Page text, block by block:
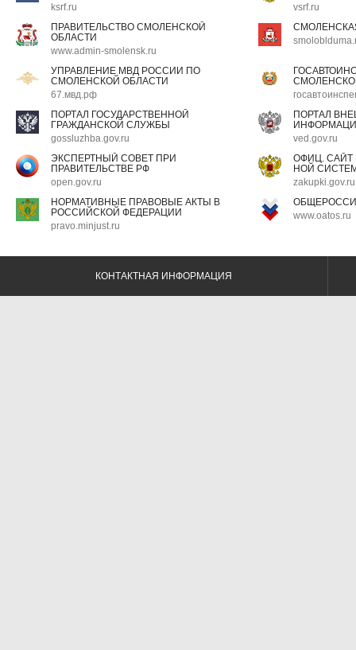
ksrf.ru
vsrf.ru
ПРАВИТЕЛЬСТВО СМОЛЕНСКОЙ
ОБЛАСТИ
www.admin-smolensk.ru
УПРАВЛЕНИЕ МВД РОССИИ ПО
СМОЛЕНСКОЙ ОБЛАСТИ
67.мвд.рф
ПОРТАЛ ГОСУДАРСТВЕННОЙ
ГРАЖДАНСКОЙ СЛУЖБЫ
gossluzhba.gov.ru
ПОРТАЛ
ved.gov.ru
ЭКСПЕРТНЫЙ СОВЕТ ПРИ
ПРАВИТЕЛЬСТВЕ РФ
open.gov.ru
ОФИЦ.
НОЙ
zakupki.gov.ru
НОРМАТИВНЫЕ ПРАВОВЫЕ АКТЫ В
РОССИЙСКОЙ ФЕДЕРАЦИИ
pravo.minjust.ru
www.oatos.ru
КОНТАКТНАЯ ИНФОРМАЦИЯ